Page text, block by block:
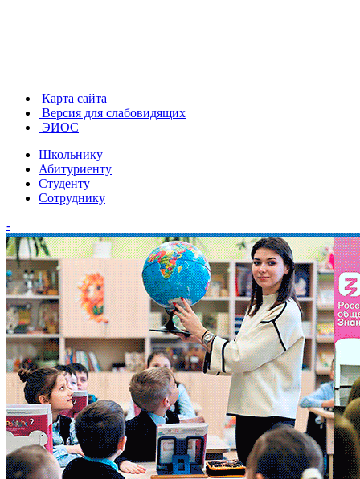
Карта сайта
Версия для слабовидящих
ЭИОС
Школьнику
Абитуриенту
Студенту
Сотруднику
-